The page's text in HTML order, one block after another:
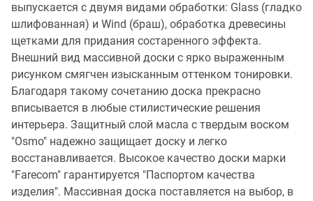
выпускается с двумя видами обработки: Glass (гладко
шлифованная) и Wind (браш), обработка древесины
щетками для придания состаренного эффекта.
Внешний вид массивной доски с ярко выраженным
рисунком смягчен изысканным оттенком тонировки.
Благодаря такому сочетанию доска прекрасно
вписывается в любые стилистические решения
интерьера. Защитный слой масла с твердым воском
"Osmo" надежно защищает доску и легко
восстанавливается. Высокое качество доски марки
"Farecom" гарантируется "Паспортом качества
изделия". Массивная доска поставляется на выбор, в